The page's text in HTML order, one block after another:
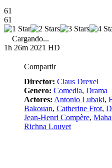
61
61
Cargando...
1h 26m 2021 HD
Compartir
Director: Claus Drexel
Genero: Comedia, Drama
Actores: Antonio Lubaki,
Bakouan, Catherine Frot,
Jean-Henri Compère,
Richna Louvet